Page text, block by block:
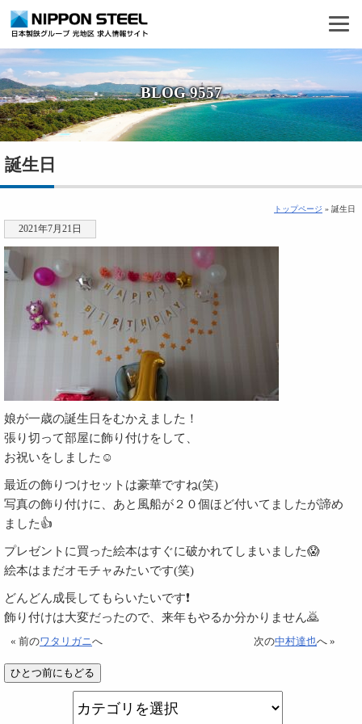
BLOG 9557
誕生日
トップページ » 誕生日
2021年7月21日
娘が一歳の誕生日をむかえました！
張り切って部屋に飾り付けをして、
お祝いをしました☺️
最近の飾りつけセットは豪華ですね(笑)
写真の飾り付けに、あと風船が２０個ほど付いてましたが諦め
ました👍
プレゼントに買った絵本はすぐに破かれてしまいました😱
絵本はまだオモチャみたいです(笑)
どんどん成長してもらいたいです❗
飾り付けは大変だったので、来年もやるか分かりません🙇
« 前のワタリガニへ 次の中村達也へ »